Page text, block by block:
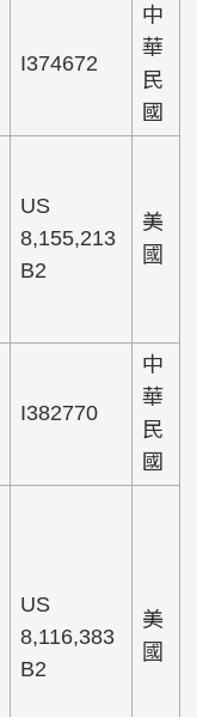
I374672
中
華
民
國
US
8,155,213
B2
美
國
I382770
中
華
民
國
US
8,116,383
B2
美
國